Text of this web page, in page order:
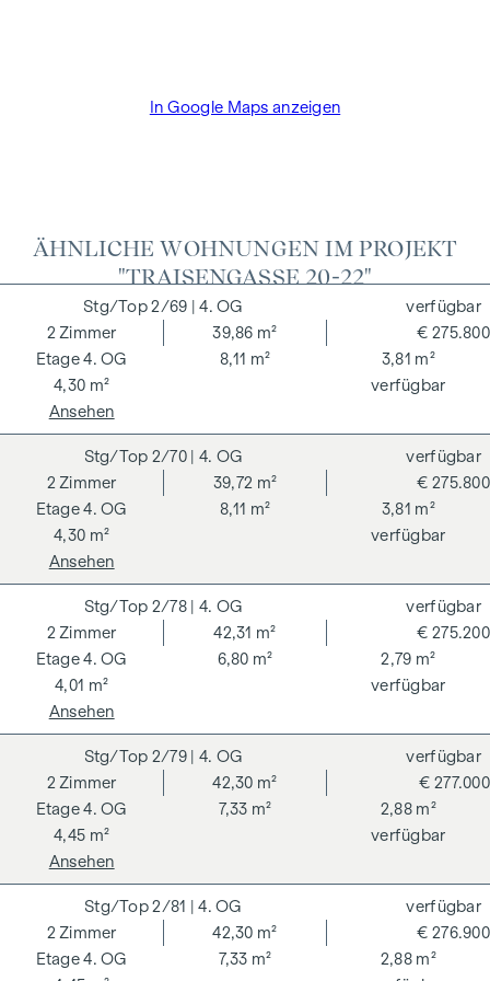
In Google Maps anzeigen
ÄHNLICHE WOHNUNGEN IM PROJEKT
"TRAISENGASSE 20-22"
2/69 | 4. OG
4. OG
2 Zimmer
39,86 m²
8,11 m²
3,81 m²
4,30 m²
€ 275.800
verfügbar
verfügbar
Ansehen
2/70 | 4. OG
4. OG
2 Zimmer
39,72 m²
8,11 m²
3,81 m²
4,30 m²
€ 275.800
verfügbar
verfügbar
Ansehen
2/78 | 4. OG
4. OG
2 Zimmer
42,31 m²
6,80 m²
2,79 m²
4,01 m²
€ 275.200
verfügbar
verfügbar
Ansehen
2/79 | 4. OG
4. OG
2 Zimmer
42,30 m²
7,33 m²
2,88 m²
4,45 m²
€ 277.000
verfügbar
verfügbar
Ansehen
2/81 | 4. OG
4. OG
2 Zimmer
42,30 m²
7,33 m²
2,88 m²
€ 276.900
verfügbar